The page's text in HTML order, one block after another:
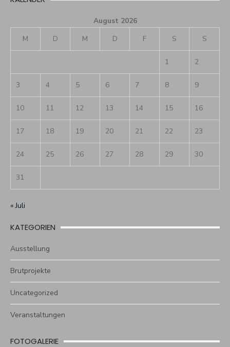
August 2026
M
D M D F S S
1 2
3 4 5 6 7 8 9
10 11 12 13 14 15 16
17 18 19 20 21 22 23
24 25 26 27 28 29 30
31
« Juli
KATEGORIEN
Ausstellung
Brutprojekte
Uncategorized
Veranstaltungen
FOTOGALERIE